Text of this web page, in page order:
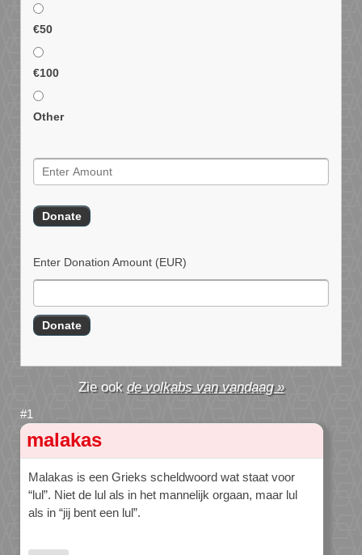
€50
€100
Other
Enter Donation Amount (EUR)
de volkabs van vandaag »
malakas
Malakas is een Grieks scheldwoord wat staat voor
“lul”. Niet de lul als in het mannelijk orgaan, maar lul
als in “jij bent een lul”.